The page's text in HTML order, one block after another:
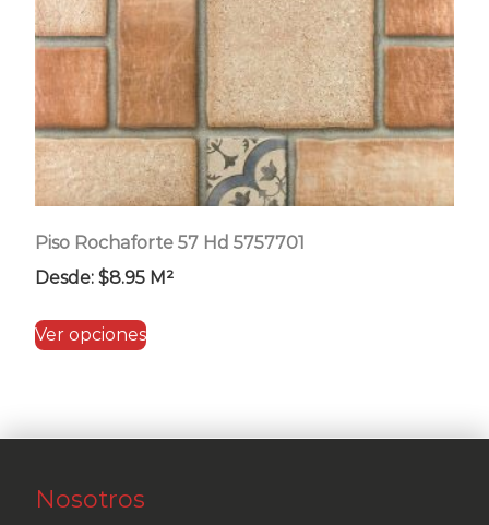
Piso Rochaforte 57 Hd 5757701
Desde: $8.95 M²
Ver opciones
variantes.
Nosotros